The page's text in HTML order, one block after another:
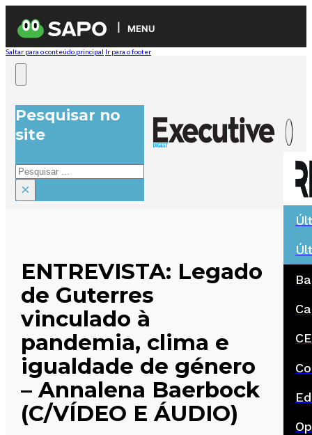
MENU
Saltar para o conteúdo principal Ir para o footer
Pesquisar no
site
Pesquisar
×
ENTREVISTA: Legado
de Guterres
vinculado à
pandemia, clima e
igualdade de género
– Annalena Baerbock
(C/VÍDEO E ÁUDIO)